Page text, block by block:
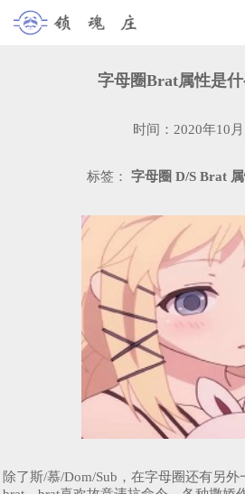
字母圈Brat属性是什
时间：2020年10月
标签： 字母圈 D/S Brat
除了斯/慕/Dom/Sub，在字母圈还有另